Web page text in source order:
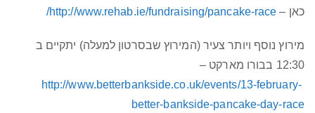
כאן – http://www.rehab.ie/fundraising/pancake-race/
מירוץ נוסף ויותר צעיר (המירוץ שבסרטון למעלה) יתקיים ב
12:30 בבורו מארקט –
http://www.betterbankside.co.uk/events/13-february-
better-bankside-pancake-day-race